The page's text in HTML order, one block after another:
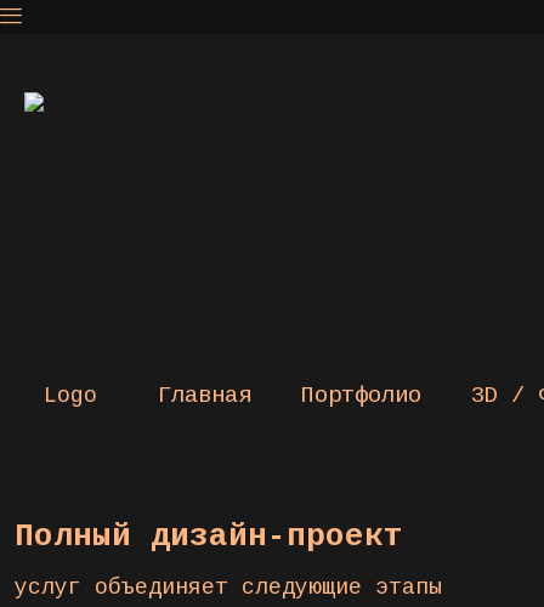
Главная Портфолио 3D /
Полный дизайн-проект
услуг объединяет следующие этапы